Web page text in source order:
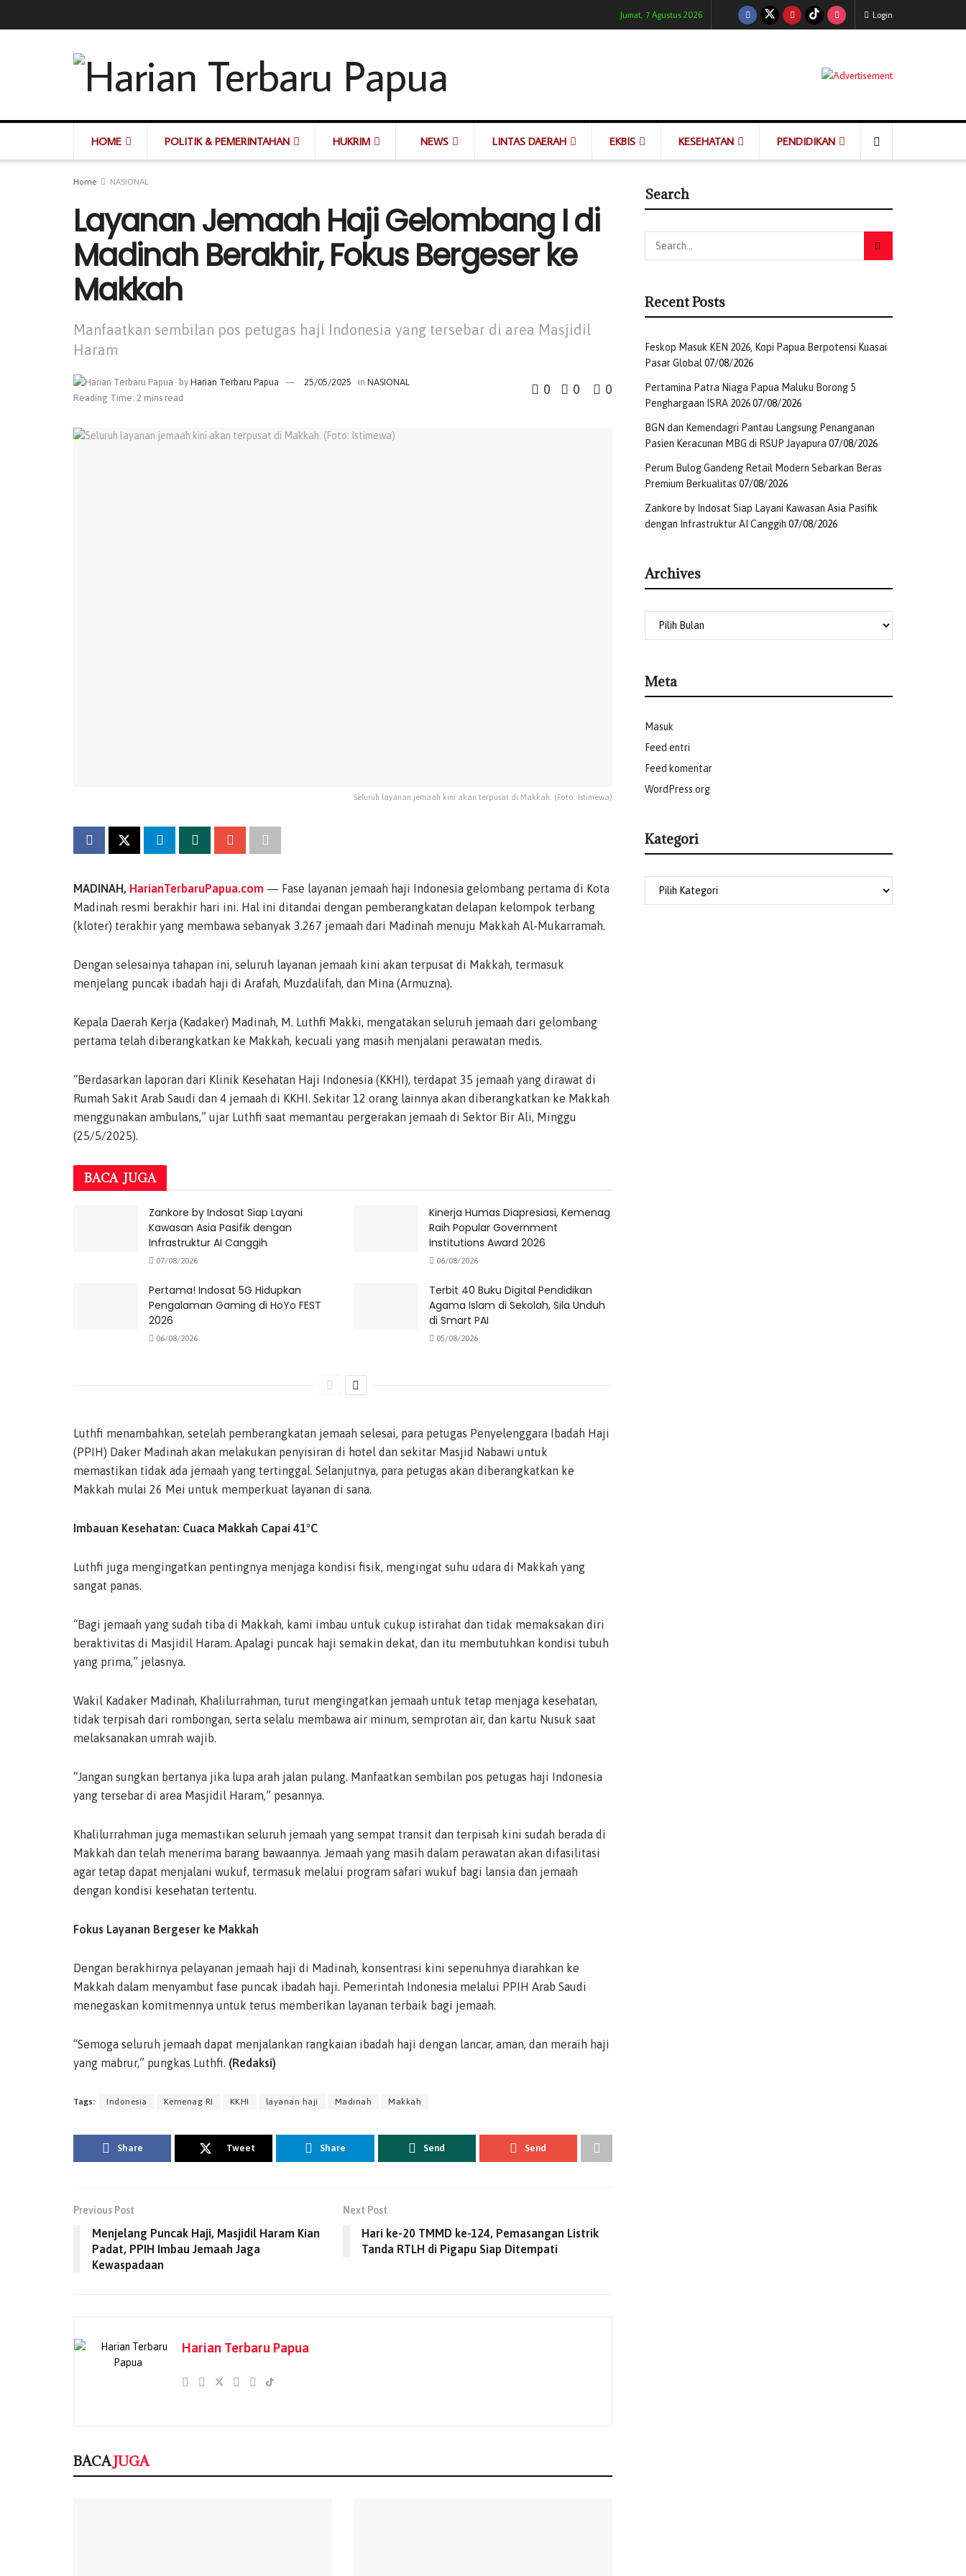
Jumat, 7 Agustus 2026 Login
HOME POLITIK & PEMERINTAHAN HUKRIM NEWS LINTAS DAERAH EKBIS KESEHATAN PENDIDIKAN
Home NASIONAL
Layanan Jemaah Haji Gelombang I di
Madinah Berakhir, Fokus Bergeser ke
Makkah
Manfaatkan sembilan pos petugas haji Indonesia yang tersebar di area Masjidil
Haram
by Harian Terbaru Papua 25/05/2025 in NASIONAL
Reading Time: 2 mins read
0 0 0
Seluruh layanan jemaah kini akan terpusat di Makkah. (Foto: Istimewa)
MADINAH, HarianTerbaruPapua.com — Fase layanan jemaah haji Indonesia gelombang pertama di Kota
Madinah resmi berakhir hari ini. Hal ini ditandai dengan pemberangkatan delapan kelompok terbang
(kloter) terakhir yang membawa sebanyak 3.267 jemaah dari Madinah menuju Makkah Al-Mukarramah.
Dengan selesainya tahapan ini, seluruh layanan jemaah kini akan terpusat di Makkah, termasuk
menjelang puncak ibadah haji di Arafah, Muzdalifah, dan Mina (Armuzna).
Kepala Daerah Kerja (Kadaker) Madinah, M. Luthfi Makki, mengatakan seluruh jemaah dari gelombang
pertama telah diberangkatkan ke Makkah, kecuali yang masih menjalani perawatan medis.
“Berdasarkan laporan dari Klinik Kesehatan Haji Indonesia (KKHI), terdapat 35 jemaah yang dirawat di
Rumah Sakit Arab Saudi dan 4 jemaah di KKHI. Sekitar 12 orang lainnya akan diberangkatkan ke Makkah
menggunakan ambulans,” ujar Luthfi saat memantau pergerakan jemaah di Sektor Bir Ali, Minggu
(25/5/2025).
BACA JUGA
Zankore by Indosat Siap Layani
Kawasan Asia Pasifik dengan
Infrastruktur AI Canggih
07/08/2026
Kinerja Humas Diapresiasi, Kemenag
Raih Popular Government
Institutions Award 2026
06/08/2026
Pertama! Indosat 5G Hidupkan
Pengalaman Gaming di HoYo FEST
2026
06/08/2026
Terbit 40 Buku Digital Pendidikan
Agama Islam di Sekolah, Sila Unduh
di Smart PAI
05/08/2026
Luthfi menambahkan, setelah pemberangkatan jemaah selesai, para petugas Penyelenggara Ibadah Haji
(PPIH) Daker Madinah akan melakukan penyisiran di hotel dan sekitar Masjid Nabawi untuk
memastikan tidak ada jemaah yang tertinggal. Selanjutnya, para petugas akan diberangkatkan ke
Makkah mulai 26 Mei untuk memperkuat layanan di sana.
Imbauan Kesehatan: Cuaca Makkah Capai 41°C
Luthfi juga mengingatkan pentingnya menjaga kondisi fisik, mengingat suhu udara di Makkah yang
sangat panas.
“Bagi jemaah yang sudah tiba di Makkah, kami imbau untuk cukup istirahat dan tidak memaksakan diri
beraktivitas di Masjidil Haram. Apalagi puncak haji semakin dekat, dan itu membutuhkan kondisi tubuh
yang prima,” jelasnya.
Wakil Kadaker Madinah, Khalilurrahman, turut mengingatkan jemaah untuk tetap menjaga kesehatan,
tidak terpisah dari rombongan, serta selalu membawa air minum, semprotan air, dan kartu Nusuk saat
melaksanakan umrah wajib.
“Jangan sungkan bertanya jika lupa arah jalan pulang. Manfaatkan sembilan pos petugas haji Indonesia
yang tersebar di area Masjidil Haram,” pesannya.
Khalilurrahman juga memastikan seluruh jemaah yang sempat transit dan terpisah kini sudah berada di
Makkah dan telah menerima barang bawaannya. Jemaah yang masih dalam perawatan akan difasilitasi
agar tetap dapat menjalani wukuf, termasuk melalui program safari wukuf bagi lansia dan jemaah
dengan kondisi kesehatan tertentu.
Fokus Layanan Bergeser ke Makkah
Dengan berakhirnya pelayanan jemaah haji di Madinah, konsentrasi kini sepenuhnya diarahkan ke
Makkah dalam menyambut fase puncak ibadah haji. Pemerintah Indonesia melalui PPIH Arab Saudi
menegaskan komitmennya untuk terus memberikan layanan terbaik bagi jemaah.
“Semoga seluruh jemaah dapat menjalankan rangkaian ibadah haji dengan lancar, aman, dan meraih haji
yang mabrur,” pungkas Luthfi. (Redaksi)
Tags: Indonesia Kemenag RI KKHI layanan haji Madinah Makkah
Share Tweet Share Send Send
Previous Post
Menjelang Puncak Haji, Masjidil Haram Kian
Padat, PPIH Imbau Jemaah Jaga
Kewaspadaan
Next Post
Hari ke-20 TMMD ke-124, Pemasangan Listrik
Tanda RTLH di Pigapu Siap Ditempati
Harian Terbaru Papua
BACAJUGA
Search
Recent Posts
Feskop Masuk KEN 2026, Kopi Papua Berpotensi Kuasai
Pasar Global 07/08/2026
Pertamina Patra Niaga Papua Maluku Borong 5
Penghargaan ISRA 202607/08/2026
BGN dan Kemendagri Pantau Langsung Penanganan
Pasien Keracunan MBG di RSUP Jayapura 07/08/2026
Perum Bulog Gandeng Retail Modern Sebarkan Beras
Premium Berkualitas 07/08/2026
Zankore by Indosat Siap Layani Kawasan Asia Pasifik
dengan Infrastruktur AI Canggih 07/08/2026
Archives
Meta
Masuk
Feed entri
Feed komentar
WordPress.org
Kategori